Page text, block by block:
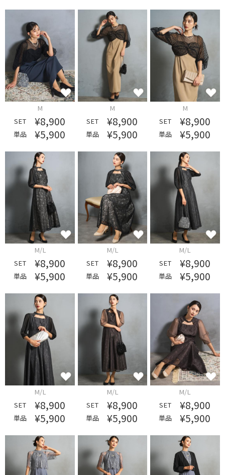
M
SET
¥8,900
単品 ¥5,900
M
SET
¥8,900
単品 ¥5,900
M
SET
¥8,900
単品 ¥5,900
M/L
SET
¥8,900
単品 ¥5,900
M/L
SET
¥8,900
単品 ¥5,900
M/L
SET
¥8,900
単品 ¥5,900
M/L
SET
¥8,900
単品 ¥5,900
M/L
SET
¥8,900
単品 ¥5,900
M/L
SET
¥8,900
単品 ¥5,900